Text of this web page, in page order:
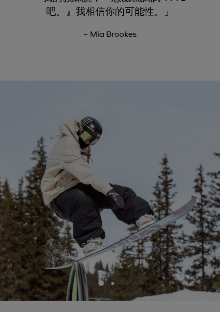
吧。』我相信你的可能性。」
– Mia Brookes